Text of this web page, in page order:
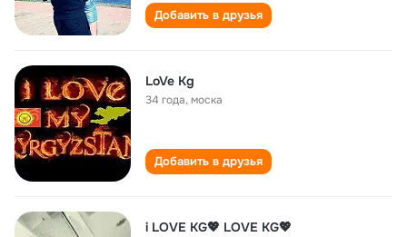
Добавить в друзья
LoVe Kg
34 года,моска
Добавить в друзья
i LOVE KG💖 LOVE KG💖